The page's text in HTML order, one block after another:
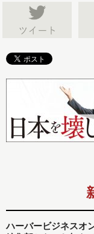
ハーバービジネスオ